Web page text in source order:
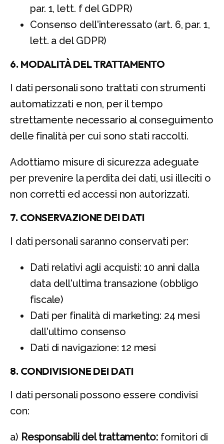
par. 1, lett. f del GDPR)
Consenso dell'interessato (art. 6, par. 1,
lett. a del GDPR)
6. MODALITÀ DEL TRATTAMENTO
I dati personali sono trattati con strumenti
automatizzati e non, per il tempo
strettamente necessario al conseguimento
delle finalità per cui sono stati raccolti.
Adottiamo misure di sicurezza adeguate
per prevenire la perdita dei dati, usi illeciti o
non corretti ed accessi non autorizzati.
7. CONSERVAZIONE DEI DATI
I dati personali saranno conservati per:
Dati relativi agli acquisti: 10 anni dalla
data dell'ultima transazione (obbligo
fiscale)
Dati per finalità di marketing: 24 mesi
dall'ultimo consenso
Dati di navigazione: 12 mesi
8. CONDIVISIONE DEI DATI
I dati personali possono essere condivisi
con:
a) Responsabili del trattamento:fornitori di